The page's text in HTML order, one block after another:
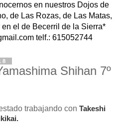
en nuestros Dojos de
de Las Rozas, de Las Matas,
el de Becerril de la Sierra*
telf.: 615052744
Shihan 7º
trabajando con Takeshi